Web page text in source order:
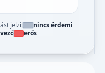
jelzi:
nincs érdemi
erős